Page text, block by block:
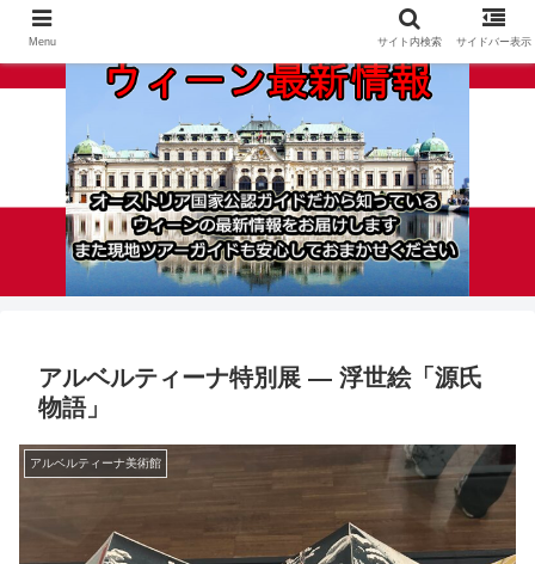
アルベルティーナ特別展 ― 浮世絵「源氏
物語」
アルベルティーナ美術館
Menu サイト内検索 サイドバー表示